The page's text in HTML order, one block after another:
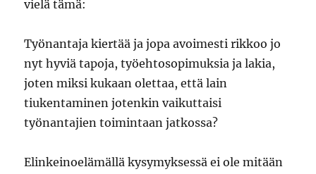
vielä tämä:
Työnantaja kiertää ja jopa avoimesti rikkoo jo
nyt hyviä tapoja, työehtosopimuksia ja lakia,
joten miksi kukaan olettaa, että lain
tiukentaminen jotenkin vaikuttaisi
työnantajien toimintaan jatkossa?
Elinkeinoelämällä kysymyksessä ei ole mitään